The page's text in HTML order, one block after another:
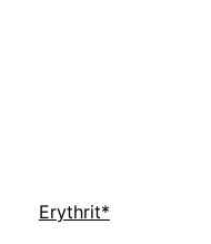
Erythrit*